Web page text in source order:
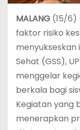
MALANG (15/6)
faktor risiko
menyukseskan
Sehat (GSS),
menggelar
berkala bagi
Kegiatan yang
menerapkan